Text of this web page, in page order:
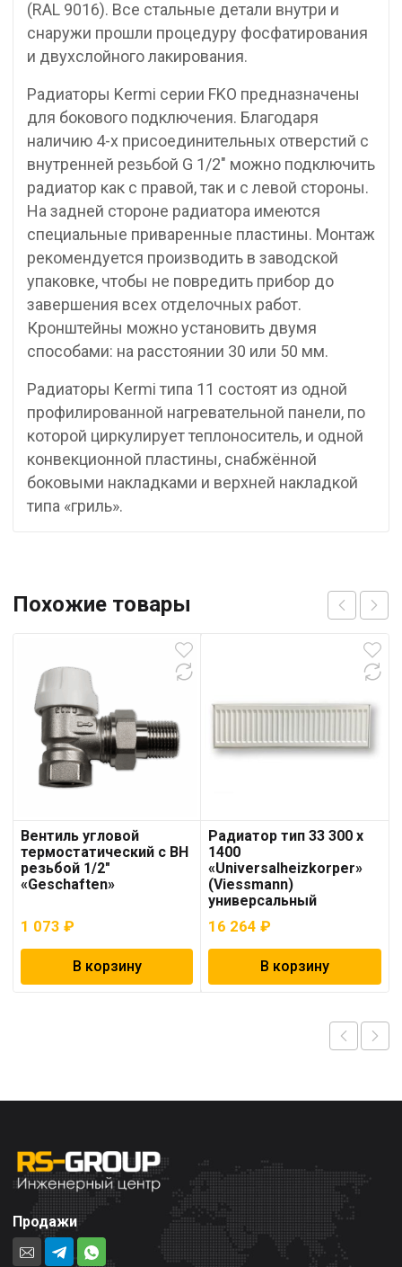
(RAL 9016). Все стальные детали внутри и
снаружи прошли процедуру фосфатирования
и двухслойного лакирования.
Радиаторы Kermi серии FKO предназначены
для бокового подключения. Благодаря
наличию 4-х присоединительных отверстий с
внутренней резьбой G 1/2″ можно подключить
радиатор как с правой, так и с левой стороны.
На задней стороне радиатора имеются
специальные приваренные пластины. Монтаж
рекомендуется производить в заводской
упаковке, чтобы не повредить прибор до
завершения всех отделочных работ.
Кронштейны можно установить двумя
способами: на расстоянии 30 или 50 мм.
Радиаторы Kermi типа 11 состоят из одной
профилированной нагревательной панели, по
которой циркулирует теплоноситель, и одной
конвекционной пластины, снабжённой
боковыми накладками и верхней накладкой
типа «гриль».
Похожие товары
Вентиль угловой
термостатический с ВН
резьбой 1/2″
«Geschaften»
1 073 ₽
В корзину
Радиатор тип 33 300 x
1400
«Universalheizkorper»
(Viessmann)
универсальный
16 264₽
В корзину
Продажи